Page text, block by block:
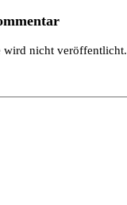
wird nicht veröffentlicht.